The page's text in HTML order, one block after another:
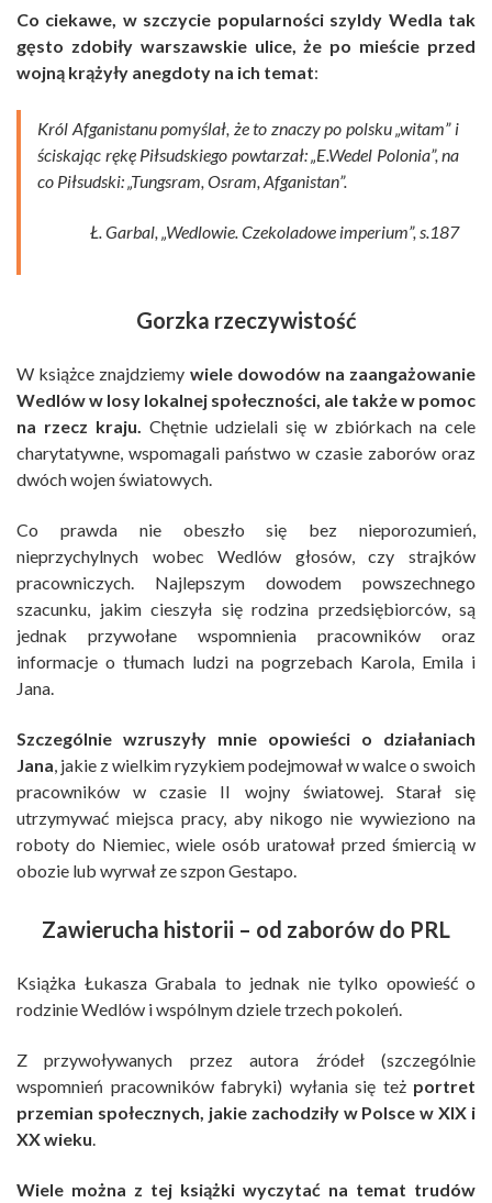
Co ciekawe, w szczycie popularności szyldy Wedla tak
gęsto zdobiły warszawskie ulice, że po mieście przed
wojną krążyły anegdoty na ich temat:
Król Afganistanu pomyślał, że to znaczy po polsku „witam” i
ściskając rękę Piłsudskiego powtarzał: „E.Wedel Polonia”, na
co Piłsudski: „Tungsram, Osram, Afganistan”.
Ł. Garbal, „Wedlowie. Czekoladowe imperium”, s.187
Gorzka rzeczywistość
W książce znajdziemy wiele dowodów na zaangażowanie
Wedlów w losy lokalnej społeczności, ale także w pomoc
na rzecz kraju. Chętnie udzielali się w zbiórkach na cele
charytatywne, wspomagali państwo w czasie zaborów oraz
dwóch wojen światowych.
Co prawda nie obeszło się bez nieporozumień,
nieprzychylnych wobec Wedlów głosów, czy strajków
pracowniczych. Najlepszym dowodem powszechnego
szacunku, jakim cieszyła się rodzina przedsiębiorców, są
jednak przywołane wspomnienia pracowników oraz
informacje o tłumach ludzi na pogrzebach Karola, Emila i
Jana.
Szczególnie wzruszyły mnie opowieści o działaniach
Jana, jakie z wielkim ryzykiem podejmował w walce o swoich
pracowników w czasie II wojny światowej. Starał się
utrzymywać miejsca pracy, aby nikogo nie wywieziono na
roboty do Niemiec, wiele osób uratował przed śmiercią w
obozie lub wyrwał ze szpon Gestapo.
Zawierucha historii – od zaborów do PRL
Książka Łukasza Grabala to jednak nie tylko opowieść o
rodzinie Wedlów i wspólnym dziele trzech pokoleń.
Z przywoływanych przez autora źródeł (szczególnie
wspomnień pracowników fabryki) wyłania się też portret
przemian społecznych, jakie zachodziły w Polsce w XIX i
XX wieku.
Wiele można z tej książki wyczytać na temat trudów